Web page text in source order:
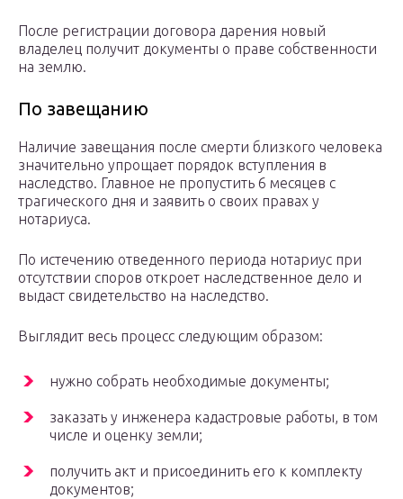
После регистрации договора дарения новый
владелец получит документы о праве собственности
на землю.
По завещанию
Наличие завещания после смерти близкого человека
значительно упрощает порядок вступления в
наследство. Главное не пропустить 6 месяцев с
трагического дня и заявить о своих правах у
нотариуса.
По истечению отведенного периода нотариус при
отсутствии споров откроет наследственное дело и
выдаст свидетельство на наследство.
Выглядит весь процесс следующим образом:
нужно собрать необходимые документы;
заказать у инженера кадастровые работы, в том
числе и оценку земли;
получить акт и присоединить его к комплекту
документов;